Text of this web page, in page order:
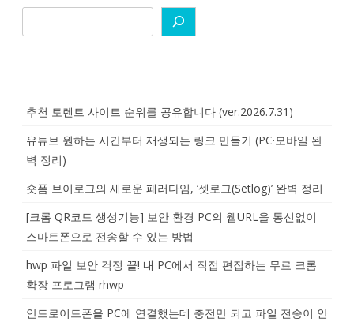
추천 토렌트 사이트 순위를 공유합니다 (ver.2026.7.31)
유튜브 원하는 시간부터 재생되는 링크 만들기 (PC·모바일 완
벽 정리)
숏폼 브이로그의 새로운 패러다임, ‘셋로그(Setlog)’ 완벽 정리
[크롬 QR코드 생성기능] 보안 환경 PC의 웹URL을 통신없이
스마트폰으로 전송할 수 있는 방법
hwp 파일 보안 걱정 끝! 내 PC에서 직접 편집하는 무료 크롬
확장 프로그램 rhwp
안드로이드폰을 PC에 연결했는데 충전만 되고 파일 전송이 안